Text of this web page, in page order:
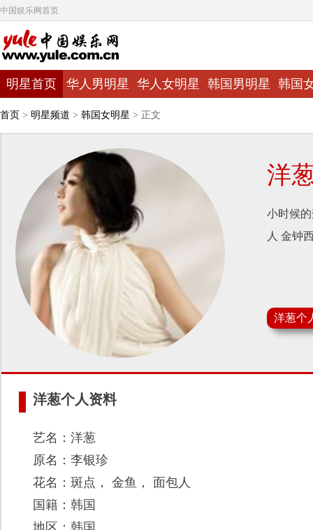
中国娱乐网首页
明星首页 华人男明星 华人女明星 韩国男明星 韩国
首页 > 明星频道 > 韩国女明星 > 正文
洋
小时候
人 金钟
洋葱个
洋葱个人资料
艺名：洋葱
原名：李银珍
花名：斑点， 金鱼， 面包人
国籍：韩国
地区：韩国